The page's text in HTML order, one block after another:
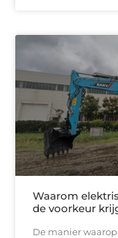
Waarom
de voorkeur
De manier